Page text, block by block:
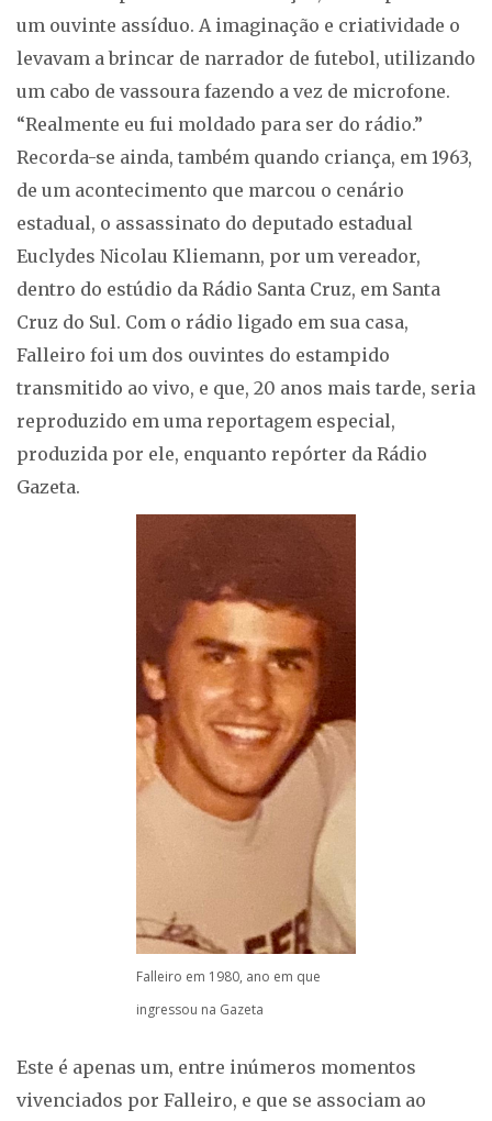
um ouvinte assíduo. A imaginação e criatividade o
levavam a brincar de narrador de futebol, utilizando
um cabo de vassoura fazendo a vez de microfone.
“Realmente eu fui moldado para ser do rádio.”
Recorda-se ainda, também quando criança, em 1963,
de um acontecimento que marcou o cenário
estadual, o assassinato do deputado estadual
Euclydes Nicolau Kliemann, por um vereador,
dentro do estúdio da Rádio Santa Cruz, em Santa
Cruz do Sul. Com o rádio ligado em sua casa,
Falleiro foi um dos ouvintes do estampido
transmitido ao vivo, e que, 20 anos mais tarde, seria
reproduzido em uma reportagem especial,
produzida por ele, enquanto repórter da Rádio
Gazeta.
Falleiro em 1980, ano em que
ingressou na Gazeta
Este é apenas um, entre inúmeros momentos
vivenciados por Falleiro, e que se associam ao